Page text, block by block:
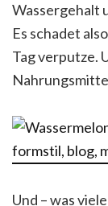
Wassergehalt
Es schadet
Tag verputze.
Und – was